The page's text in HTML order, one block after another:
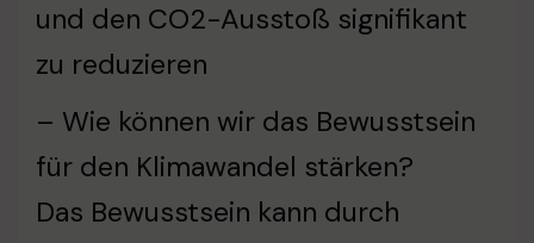
und den CO2-Ausstoß signifikant
zu reduzieren
– Wie können wir das Bewusstsein
für den Klimawandel stärken?
Das Bewusstsein kann durch